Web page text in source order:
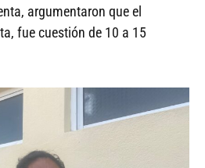
argumentaron que el
fue cuestión de 10 a 15